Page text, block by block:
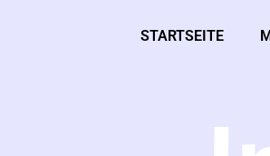
STARTSEITE